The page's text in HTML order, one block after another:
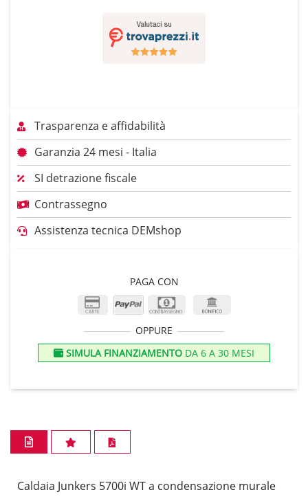
Trasparenza e affidabilità
Garanzia 24 mesi - Italia
SI detrazione fiscale
Contrassegno
Assistenza tecnica DEMshop
PAGA CON
OPPURE
SIMULA FINANZIAMENTO DA 6 A 30 MESI
Caldaia Junkers 5700i WT a condensazione murale